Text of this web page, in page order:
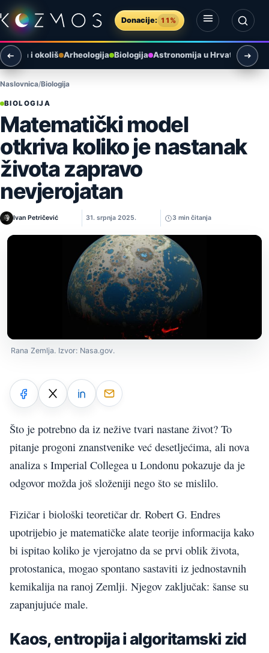
Preskoči na sadržaj
Donacije: 11%
Otvori izbornik
Otvori pretragu
Zemlja i okoliš Arheologija Biologija Astronomija u Hrvatskoj
Naslovnica Biologija
BIOLOGIJA
Matematički model
otkriva koliko je nastanak
života zapravo
nevjerojatan
Ivan Petričević 31. srpnja 2025. 3 min čitanja
Rana Zemlja. Izvor: Nasa.gov.
Što je potrebno da iz nežive tvari nastane život? To
pitanje progoni znanstvenike već desetljećima, ali nova
analiza s Imperial Collegea u Londonu pokazuje da je
odgovor možda još složeniji nego što se mislilo.
Fizičar i biološki teoretičar dr. Robert G. Endres
upotrijebio je matematičke alate teorije informacija kako
bi ispitao koliko je vjerojatno da se prvi oblik života,
protostanica, mogao spontano sastaviti iz jednostavnih
kemikalija na ranoj Zemlji. Njegov zaključak: šanse su
zapanjujuće male.
Kaos, entropija i algoritamski zid